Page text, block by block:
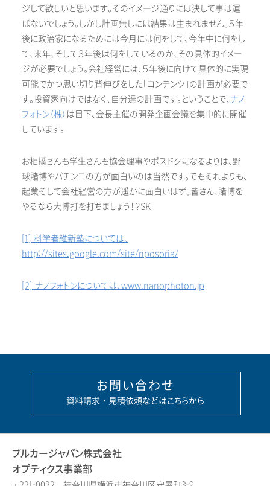
ジして欲しいと思います。そのイメージ通りには決して事は運
ばないでしょう。しかし計画無しには結果は生まれません。５年
後に政治家になるためには今月には何をして、今年中に何をし
て、来年、そして３年後は何をしているのか、その具体的イメー
ジが必要でしょう。会社経営には、５年後に向けて具体的に実現
可能でかつ思い切り背伸びをした「コンテンツ」の計画が必要で
す。投資家向けではなく、自分達の計画です。ということで、 ナノ
フォトン（株） は目下、会長主催の開発企画会議を集中的に開催
しています。
お相撲さんも学生さんも協会理事やポスドクになるよりは、野
球賭博やパチンコの方が面白いのは当然です。でもそれよりも、
起業そして会社経営の方が遥かに面白いはず。皆さん、賭博を
やるなら大博打を打ちましょう！？SK
[1] 科学者維新塾については、
http://sites.google.com/site/nposoria/
[2] ナノフォトンについては、www.nanophoton.jp
お問い合わせ
資料請求・見積依頼などはこちらから
ブルカージャパン株式会社
オプティクス事業部